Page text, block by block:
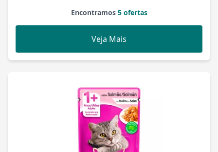
Encontramos5 ofertas
Veja Mais